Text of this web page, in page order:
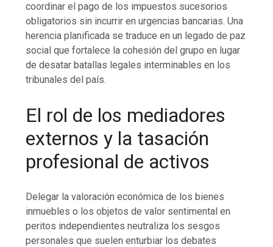
coordinar el pago de los impuestos sucesorios
obligatorios sin incurrir en urgencias bancarias. Una
herencia planificada se traduce en un legado de paz
social que fortalece la cohesión del grupo en lugar
de desatar batallas legales interminables en los
tribunales del país.
El rol de los mediadores
externos y la tasación
profesional de activos
Delegar la valoración económica de los bienes
inmuebles o los objetos de valor sentimental en
peritos independientes neutraliza los sesgos
personales que suelen enturbiar los debates